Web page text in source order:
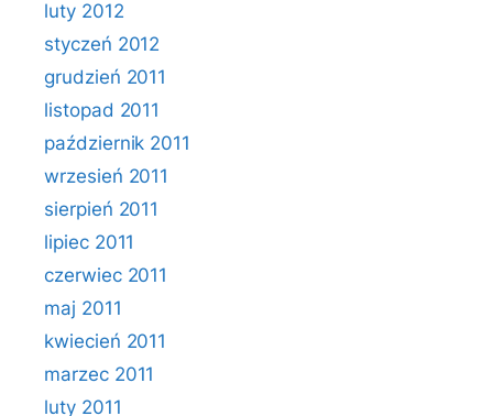
luty 2012
styczeń 2012
grudzień 2011
listopad 2011
październik 2011
wrzesień 2011
sierpień 2011
lipiec 2011
czerwiec 2011
maj 2011
kwiecień 2011
marzec 2011
luty 2011